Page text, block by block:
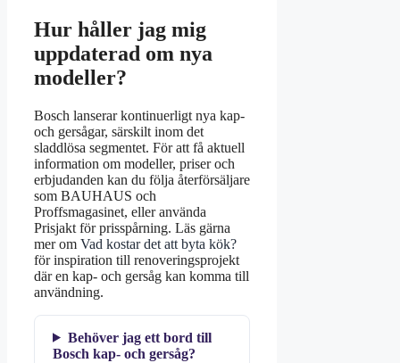
Hur håller jag mig
uppdaterad om nya
modeller?
Bosch lanserar kontinuerligt nya kap-
och gersågar, särskilt inom det
sladdlösa segmentet. För att få aktuell
information om modeller, priser och
erbjudanden kan du följa återförsäljare
som BAUHAUS och
Proffsmagasinet, eller använda
Prisjakt för prisspårning. Läs gärna
mer om Vad kostar det att byta kök?
för inspiration till renoveringsprojekt
där en kap- och gersåg kan komma till
användning.
Behöver jag ett bord till
Bosch kap- och gersåg?